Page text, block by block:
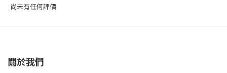
尚未有任何評價
關於我們